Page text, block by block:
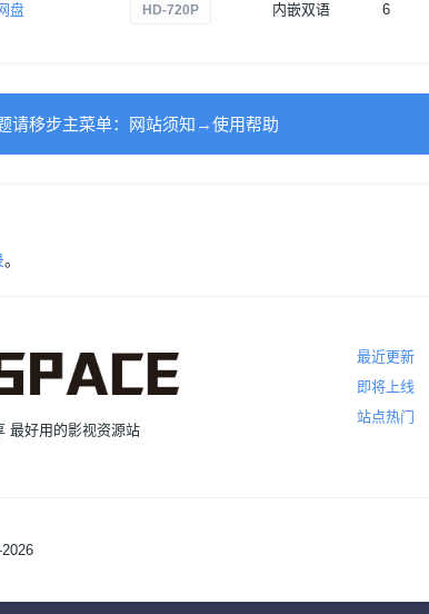
盘 HD-720P 内嵌双语 6
请移步主菜单：网站须知→使用帮助
。
最近更新
即将上线
站点热门
最好用的影视资源站